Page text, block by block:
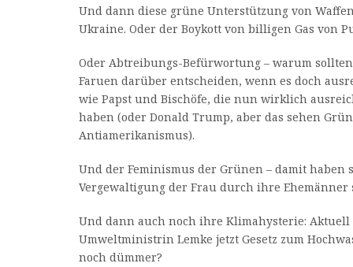
Und dann diese grüne Unterstützung von
Ukraine. Oder der Boykott von billigen Gas von
Oder Abtreibungs-Befürwortung – warum
Faruen darüber entscheiden, wenn es doch
wie Papst und Bischöfe, die nun wirklich
haben (oder Donald Trump, aber das sehen
Antiamerikanismus).
Und der Feminismus der Grünen – damit haben
Vergewaltigung der Frau durch ihre Ehemänner
Und dann auch noch ihre Klimahysterie:
Umweltministrin Lemke jetzt Gesetz zum
noch dümmer?